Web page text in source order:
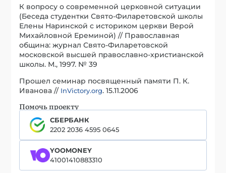
К вопросу о современной церковной ситуации
(Беседа студентки Свято-Филаретовской школы
Елены Наринской с историком церкви Верой
Михайловной Ереминой) // Православная
община: журнал Свято-Филаретовской
московской высшей православно-христианской
школы. М., 1997. № 39
Прошел семинар посвященный памяти П. К.
Иванова // InVictory.org. 15.11.2006
Помочь проекту
СБЕРБАНК
2202 2036 4595 0645
YOOMONEY
41001410883310